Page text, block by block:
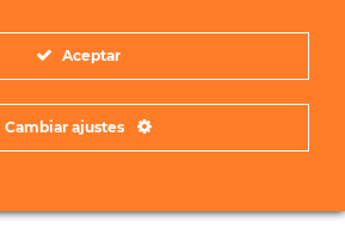
Aceptar
Cambiar ajustes